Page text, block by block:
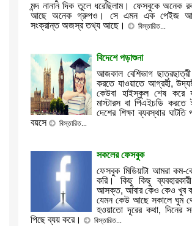
মন্দ নানান দিক তুলে ধরেছিলাম। ফেসবুকে
আছে অনেক গ্রুপও। সে এমন এক পেইজ
সংক্রান্ত অজস্র তথ্য আছে।
বিস্তারিত...
বিদেশে পড়াশুনা
আজকাল বেশিভাগ ছাত্রছাত্রী
করতে যাওয়াতে আগ্রহী,
কেউবা হাইস্কুল শেষ করে
মাস্টারস বা পিএইচডি
দেশের শিক্ষা ব্যবস্থার
বয়সে
বিস্তারিত...
সকলের ফেসবুক
ফেসবুক মিডিয়াটা আমরা কম-
করি। কিছু কিছু
আসক্ত, আবার কেও কেও খুব
যেমন কেউ আছে সকালে ঘুম
হওয়াতো দূরের কথা, দিনের
পিছে ব্যয় করে।
বিস্তারিত...